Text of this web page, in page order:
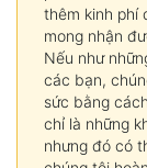
thêm kinh phí
mong nhận
Nếu như
các bạn,
sức bằng
chỉ là những
nhưng đó có